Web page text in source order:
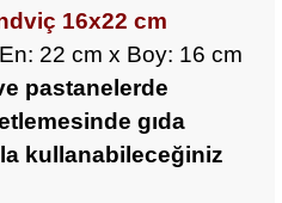
16x22 cm
En: 22 cm x Boy: 16 cm
pastanelerde
gıda
kullanabileceğiniz